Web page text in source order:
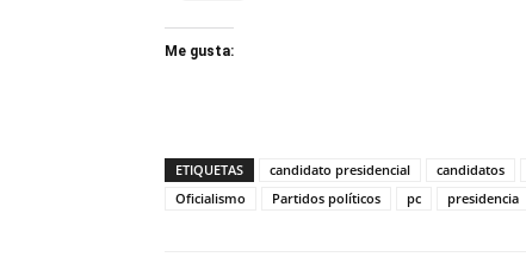
Me gusta:
ETIQUETAS candidato presidencial candidatos
Oficialismo
Partidos políticos pc presidencia